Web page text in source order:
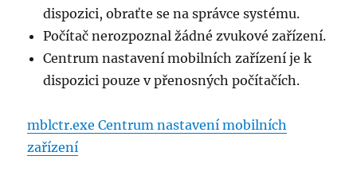
dispozici, obraťte se na správce systému.
Počítač nerozpoznal žádné zvukové zařízení.
Centrum nastavení mobilních zařízení je k
dispozici pouze v přenosných počítačích.
mblctr.exe Centrum nastavení mobilních
zařízení